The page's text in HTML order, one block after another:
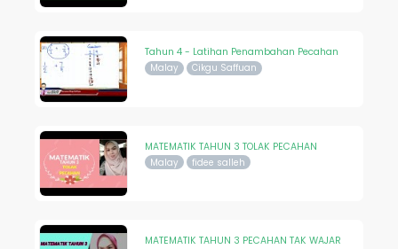
Tahun 4 - Latihan Penambahan Pecahan
Malay Cikgu Saffuan
MATEMATIK TAHUN 3 TOLAK PECAHAN
Malay fidee salleh
MATEMATIK TAHUN 3 PECAHAN TAK WAJAR